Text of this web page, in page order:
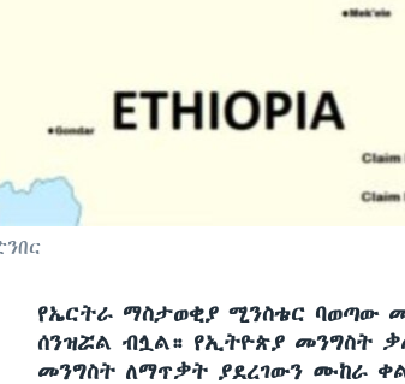
የኤርትራ ማስታወቂያ ሚንስቴር ባወጣው
ሰንዝሯል ብሏል። የኢትዮጵያ መንግስት
መንግስት ለማጥቃት ያደረገውን ሙከራ